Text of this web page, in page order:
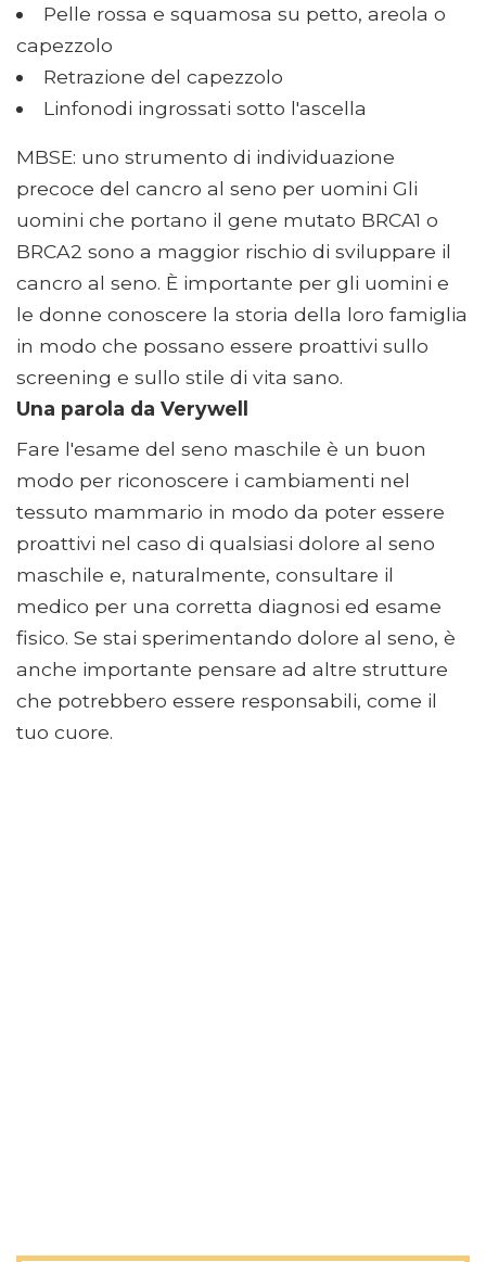
Pelle rossa e squamosa su petto, areola o
capezzolo
Retrazione del capezzolo
Linfonodi ingrossati sotto l'ascella
MBSE: uno strumento di individuazione
precoce del cancro al seno per uomini Gli
uomini che portano il gene mutato BRCA1 o
BRCA2 sono a maggior rischio di sviluppare il
cancro al seno. È importante per gli uomini e
le donne conoscere la storia della loro famiglia
in modo che possano essere proattivi sullo
screening e sullo stile di vita sano.
Una parola da Verywell
Fare l'esame del seno maschile è un buon
modo per riconoscere i cambiamenti nel
tessuto mammario in modo da poter essere
proattivi nel caso di qualsiasi dolore al seno
maschile e, naturalmente, consultare il
medico per una corretta diagnosi ed esame
fisico. Se stai sperimentando dolore al seno, è
anche importante pensare ad altre strutture
che potrebbero essere responsabili, come il
tuo cuore.